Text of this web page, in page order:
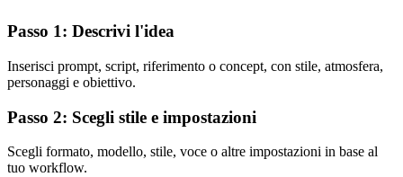
Passo 1: Descrivi l'idea
Inserisci prompt, script, riferimento o concept, con stile, atmosfera,
personaggi e obiettivo.
Passo 2: Scegli stile e impostazioni
Scegli formato, modello, stile, voce o altre impostazioni in base al
tuo workflow.